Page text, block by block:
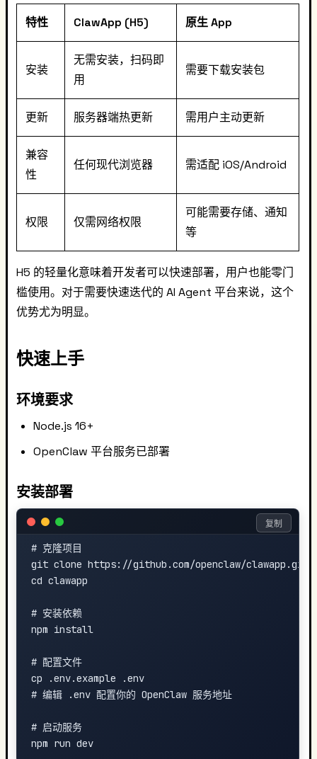
特性 ClawApp (H5) 原生 App
安装
无需安装，扫码即
用
需要下载安装包
更新 服务器端热更新 需用户主动更新
兼容
性
任何现代浏览器 需适配 iOS/Android
权限 仅需网络权限
可能需要存储、通知
等
H5 的轻量化意味着开发者可以快速部署，用户也能零门
槛使用。对于需要快速迭代的 AI Agent 平台来说，这个
优势尤为明显。
快速上手
环境要求
Node.js 16+
OpenClaw 平台服务已部署
安装部署
# 克隆项目
git clone https://github.com/openclaw/clawapp.git
cd clawapp
# 安装依赖
npm install
# 配置文件
cp .env.example .env
# 编辑 .env 配置你的 OpenClaw 服务地址
# 启动服务
复制